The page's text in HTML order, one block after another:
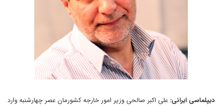
دیپلماسی ایرانی: علی اکبر صالحی وزیر امور خارجه کشورمان عصر چهارشنبه وارد